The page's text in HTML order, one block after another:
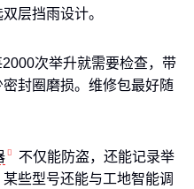
层挡雨设计。
次举升就需要检查，带
封圈磨损。维修包最好随
不仅能防盗，还能记录举
些型号还能与工地智能调